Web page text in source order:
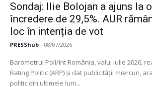
Sondaj: Ilie Bolojan a ajuns la
încredere de 29,5%. AUR
loc în intenția de vot
PRESShub - 08/07/2026
Barometrul Poll/Int România, valul iulie 2026,
Rating Politic (ARP) și dat publicității miercuri,
politic din ultimele luni...